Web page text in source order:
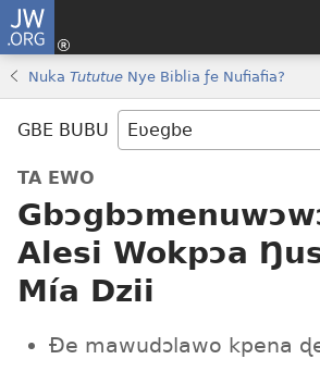
JW.ORG
Nuka Tututue Nye Biblia ƒe Nufiafia?
GBE BUBU
TA EWO
Alesi Wokpɔa
Mía Dzii
Ðe mawudɔlawo kpena